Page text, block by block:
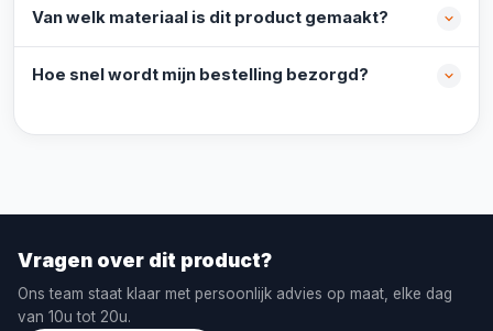
Van welk materiaal is dit product gemaakt?
Hoe snel wordt mijn bestelling bezorgd?
Vragen over dit product?
Ons team staat klaar met persoonlijk advies op maat, elke dag
van 10u tot 20u.